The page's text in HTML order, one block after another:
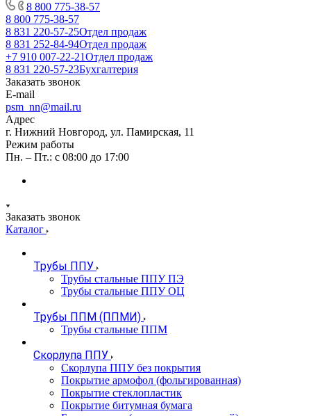
8 800 775-38-57
8 800 775-38-57
8 831 220-57-25Отдел продаж
8 831 252-84-94Отдел продаж
+7 910 007-22-21Отдел продаж
8 831 220-57-23Бухгалтерия
Заказать звонок
E-mail
psm_nn@mail.ru
Адрес
г. Нижний Новгород, ул. Памирская, 11
Режим работы
Пн. – Пт.: с 08:00 до 17:00
Заказать звонок
Каталог
Трубы ППУ
Трубы стальные ППУ ПЭ
Трубы стальные ППУ ОЦ
Трубы ППМ (ППМИ)
Трубы стальные ППМ
Скорлупа ППУ
Скорлупа ППУ без покрытия
Покрытие армофол (фольгированная)
Покрытие стеклопластик
Покрытие битумная бумага